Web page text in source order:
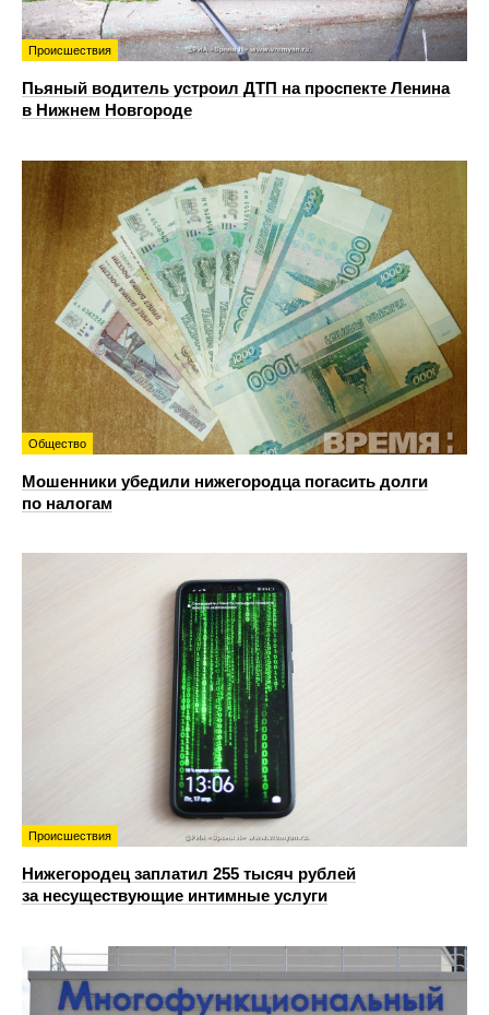
Происшествия
Пьяный водитель устроил ДТП на проспекте Ленина
в Нижнем Новгороде
Общество
Мошенники убедили нижегородца погасить долги
по налогам
Происшествия
Нижегородец заплатил 255 тысяч рублей
за несуществующие интимные услуги